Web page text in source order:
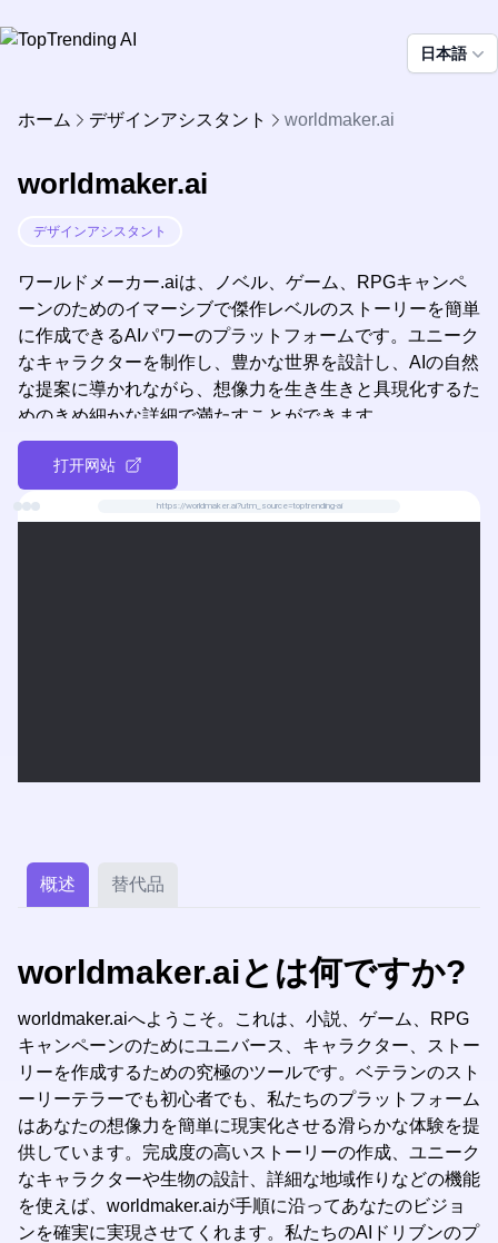
日本語
ホーム デザインアシスタント worldmaker.ai
worldmaker.ai
デザインアシスタント
ワールドメーカー.aiは、ノベル、ゲーム、RPGキャンペ
ーンのためのイマーシブで傑作レベルのストーリーを簡単
に作成できるAIパワーのプラットフォームです。ユニーク
なキャラクターを制作し、豊かな世界を設計し、AIの自然
な提案に導かれながら、想像力を生き生きと具現化するた
めのきめ細かな詳細で満たすことができます。
打开网站
https://worldmaker.ai?utm_source=toptrending-ai
概述 替代品
worldmaker.aiとは何ですか?
worldmaker.aiへようこそ。これは、小説、ゲーム、RPG
キャンペーンのためにユニバース、キャラクター、ストー
リーを作成するための究極のツールです。ベテランのスト
ーリーテラーでも初心者でも、私たちのプラットフォーム
はあなたの想像力を簡単に現実化させる滑らかな体験を提
供しています。完成度の高いストーリーの作成、ユニーク
なキャラクターや生物の設計、詳細な地域作りなどの機能
を使えば、worldmaker.aiが手順に沿ってあなたのビジョ
ンを確実に実現させてくれます。私たちのAIドリブンのプ